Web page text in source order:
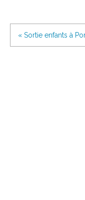
« Sortie enfants à